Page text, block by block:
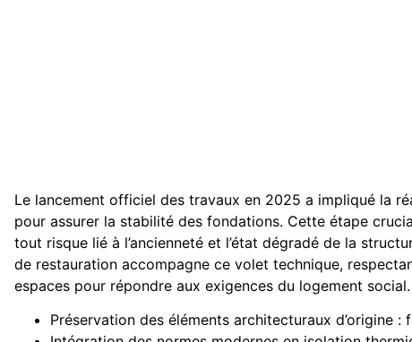
Le lancement officiel des travaux en 2025 a impliqué la
pour assurer la stabilité des fondations. Cette étape
tout risque lié à l’ancienneté et l’état dégradé de la
de restauration accompagne ce volet technique,
espaces pour répondre aux exigences du logement social.
Préservation des éléments architecturaux d’origine :